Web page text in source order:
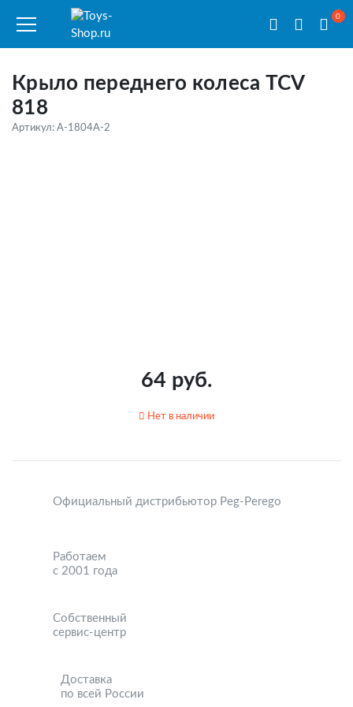
0
Крыло переднего колеса TCV
818
Артикул: A-1804A-2
64 руб.
Нет в наличии
Официальный дистрибьютор Peg-Perego
Работаем
с 2001 года
Собственный
сервис-центр
Доставка
по всей России